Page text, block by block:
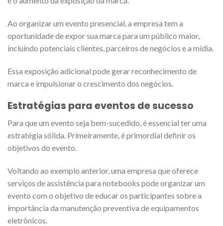
Ao organizar um evento presencial, a empresa tem a
oportunidade de expor sua marca para um público maior,
incluindo potenciais clientes, parceiros de negócios e a mídia.
Essa exposição adicional pode gerar reconhecimento de
marca e impulsionar o crescimento dos negócios.
Estratégias para eventos de sucesso
Para que um evento seja bem-sucedido, é essencial ter uma
estratégia sólida. Primeiramente, é primordial definir os
objetivos do evento.
Voltando ao exemplo anterior, uma empresa que oferece
serviços de assistência para notebooks pode organizar um
evento com o objetivo de educar os participantes sobre a
importância da manutenção preventiva de equipamentos
eletrônicos.